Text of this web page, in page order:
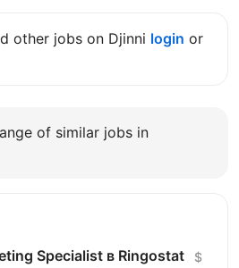
other jobs on Djinni login or
of similar jobs in
Specialist в Ringostat $